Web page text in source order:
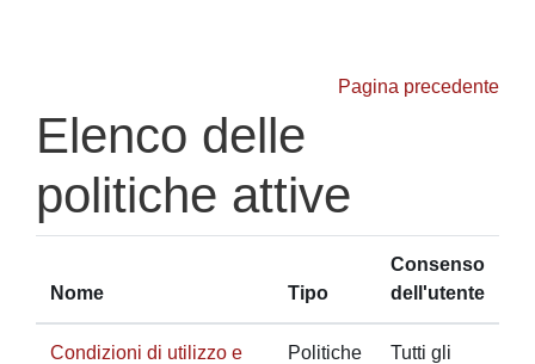
Pagina precedente
Elenco delle
politiche attive
Nome Tipo
Consenso
dell'utente
Condizioni di utilizzo e
Politiche
Tutti gli